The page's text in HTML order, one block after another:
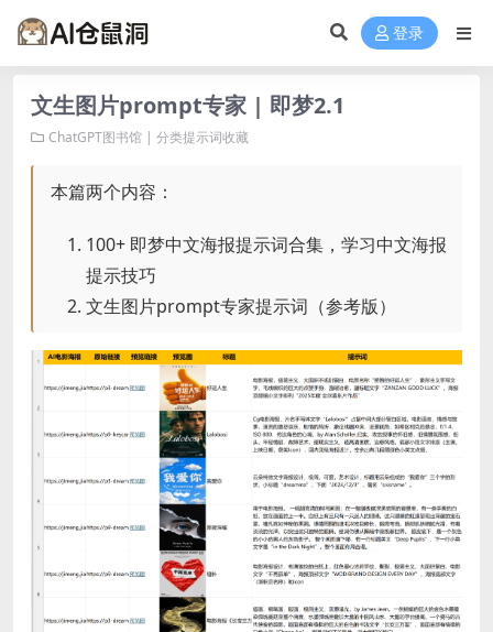
登录
文生图片prompt专家 | 即梦2.1
ChatGPT图书馆 | 分类提示词收藏
本篇两个内容：
100+ 即梦中文海报提示词合集，学习中文海报
提示技巧
文生图片prompt专家提示词（参考版）